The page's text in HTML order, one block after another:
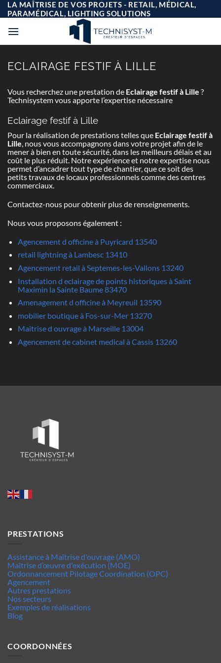
Passer
au
contenu
LA MAÎTRISE DE VOS PROJETS - RETAIL, MÉDICAL,
PARAMÉDICAL, LIGHTING SOLUTIONS
ECLAIRAGE FESTIF À LILLE
Vous recherchez une prestation de Eclairage festif à Lille ?
Technisystem vous apporte l’expertise nécessaire
Eclairage festif à Lille
Pour la réalisation de prestations telles que Eclairage festif à
Lille, nous vous accompagnons dans votre projet afin de le
mener à bien en toute sécurité, dans les meilleurs délais et au
coût le plus réduit. Notre expérience et notre expertise nous
permet d’ancadrer tout type de chantier, que ce soit des
petits travaux de locaux professionnels comme des centres
commerciaux.
Contactez-nous pour obtenir plus de renseignements.
Nous vous proposons également :
Agencement d officine à Puyricard 13540
retail lightning à Lambesc 13410
Agencement retail à Septemes-les-Vallons 13240
Installation d eclairage de points historiques à Saint
Maximin la Sainte Baume 83470
Amenagement d officine à Meyreuil 13590
mobilier boutique à Fos-sur-Mer 13270
Maitrise d ouvrage à Marseille 13004
Agencement de cabinet medical à Cassis 13260
PRESTATIONS
Assistance à Maîtrise d'ouvrage (AMO)
Maîtrise d’œuvre d'exécution (MOE)
Ordonnancement Pilotage Coordination (OPC)
Agencement
Autres prestations
Nos secteurs
Exemples de réalisations
Blog
COORDONNÉES